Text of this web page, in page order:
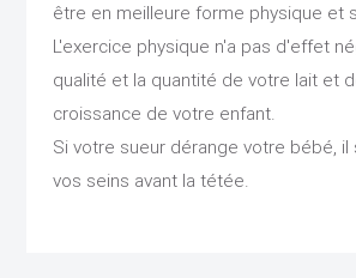
être en meilleure forme physique et
L'exercice physique n'a pas d'effet
qualité et la quantité de votre lait et
croissance de votre enfant.
Si votre sueur dérange votre bébé, il
vos seins avant la tétée.